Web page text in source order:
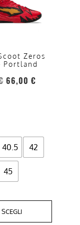
Zeros
Portland
66,00 €
40.5 42
45
SCEGLI